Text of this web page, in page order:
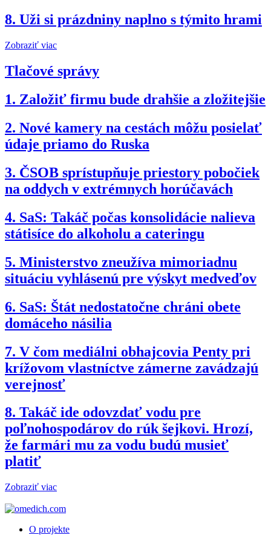
8. Uži si prázdniny naplno s týmito hrami
Zobraziť viac
Tlačové správy
1. Založiť firmu bude drahšie a zložitejšie
2. Nové kamery na cestách môžu posielať
údaje priamo do Ruska
3. ČSOB sprístupňuje priestory pobočiek
na oddych v extrémnych horúčavách
4. SaS: Takáč počas konsolidácie nalieva
státisíce do alkoholu a cateringu
5. Ministerstvo zneužíva mimoriadnu
situáciu vyhlásenú pre výskyt medveďov
6. SaS: Štát nedostatočne chráni obete
domáceho násilia
7. V čom mediálni obhajcovia Penty pri
krížovom vlastníctve zámerne zavádzajú
verejnosť
8. Takáč ide odovzdať vodu pre
poľnohospodárov do rúk šejkovi. Hrozí,
že farmári mu za vodu budú musieť
platiť
Zobraziť viac
O projekte